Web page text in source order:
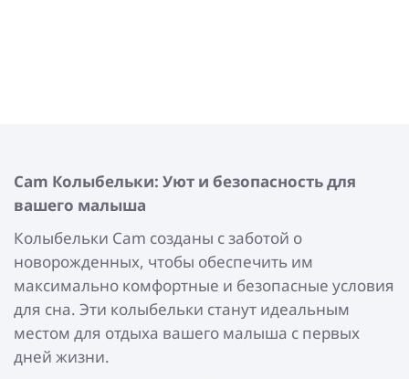
Cam Колыбельки: Уют и безопасность для
вашего малыша
Колыбельки Cam созданы с заботой о
новорожденных, чтобы обеспечить им
максимально комфортные и безопасные условия
для сна. Эти колыбельки станут идеальным
местом для отдыха вашего малыша с первых
дней жизни.